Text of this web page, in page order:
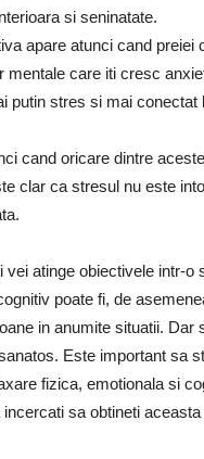
si seninatate.
apare atunci cand preiei
mentale care iti cresc
putin stres si mai conectat
cand oricare dintre
clar ca stresul nu este
vei atinge obiectivele intr-o
poate fi, de
in anumite situatii. Dar
Este important sa
fizica, emotionala si
sa obtineti